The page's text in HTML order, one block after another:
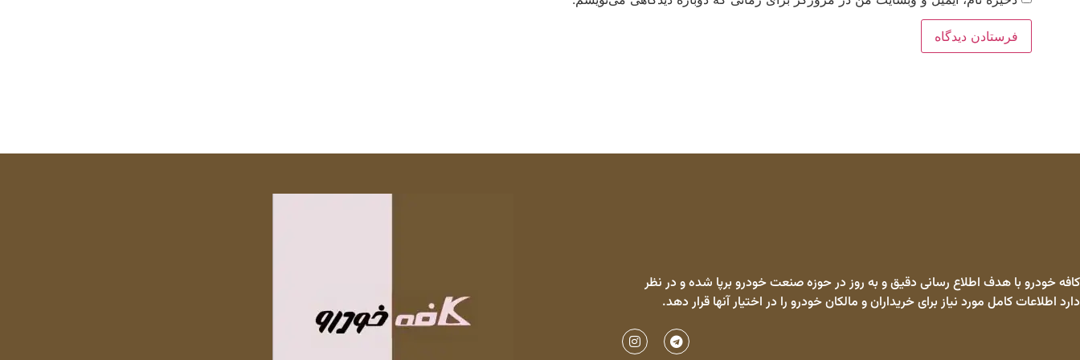
کافه خودرو با هدف اطلاع رسانی دقیق و به روز در حوزه صنعت خودرو برپا شده و در نظر
دارد اطلاعات کامل مورد نیاز برای خریداران و مالکان خودرو را در اختیار آنها قرار دهد.